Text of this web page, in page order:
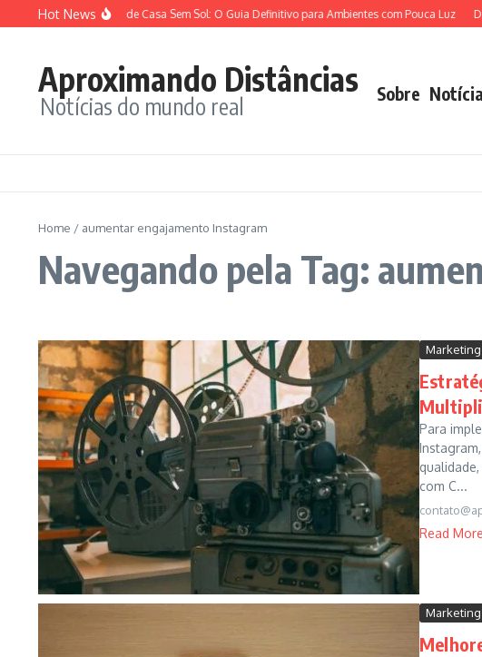
Ir para o conteúdo
Hot News
Plantas para Dentro de Casa Sem Sol: O Guia Definitivo para Ambientes com Pouca Luz
Aproximando Distâncias
Notícias do mundo real Sobre
Home / aumentar engajamento Instagram
Navegando pela Tag:
Marketing
Para
com C...
Read More
Marketing